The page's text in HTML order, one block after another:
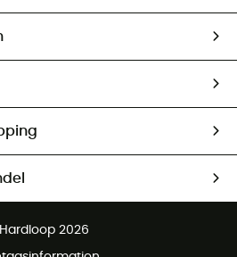
2026